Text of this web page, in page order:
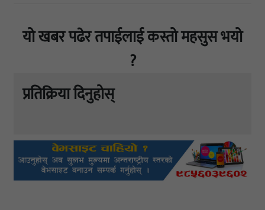
यो खबर पढेर तपाईलाई कस्तो महसुस भयो
?
प्रतिक्रिया दिनुहोस्